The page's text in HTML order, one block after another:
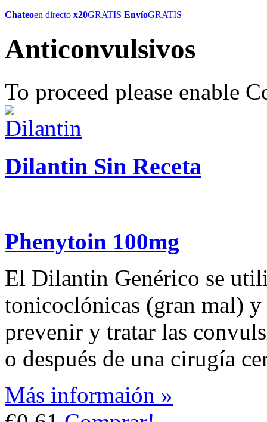
Chateoen directo x20GRATIS EnvíoGRATIS
Anticonvulsivos
To proceed please enable
Dilantin Sin Receta
Phenytoin 100mg
El Dilantin Genérico se
tonicoclónicas (gran mal)
prevenir y tratar las
o después de una cirugía
Más informaión »